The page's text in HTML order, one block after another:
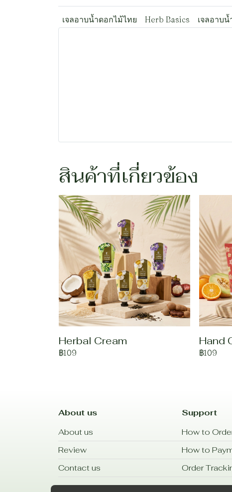
เจลอาบน้ำดอกไม้ไทย Herb Basics เจลอาบน้
สินค้าที่เกี่ยวข้อง
Herbal Cream
฿109
Hand
฿109
About us
About us
Review
Contact us
Support
How to
How to
Order